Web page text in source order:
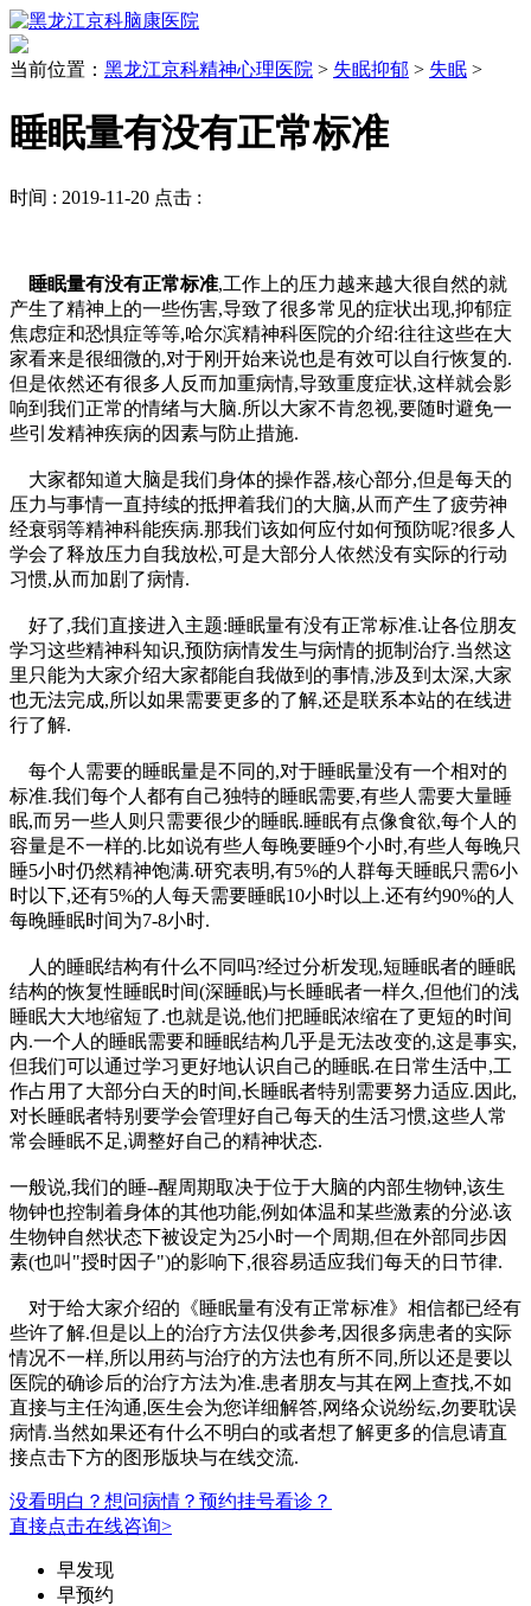
当前位置： 黑龙江京科精神心理医院 > 失眠抑郁 > 失眠 >
睡眠量有没有正常标准
时间 : 2019-11-20 点击 :
睡眠量有没有正常标准,工作上的压力越来越大很自然的就
产生了精神上的一些伤害,导致了很多常见的症状出现,抑郁症
焦虑症和恐惧症等等,哈尔滨精神科医院的介绍:往往这些在大
家看来是很细微的,对于刚开始来说也是有效可以自行恢复的.
但是依然还有很多人反而加重病情,导致重度症状,这样就会影
响到我们正常的情绪与大脑.所以大家不肯忽视,要随时避免一
些引发精神疾病的因素与防止措施.
大家都知道大脑是我们身体的操作器,核心部分,但是每天的
压力与事情一直持续的抵押着我们的大脑,从而产生了疲劳神
经衰弱等精神科能疾病.那我们该如何应付如何预防呢?很多人
学会了释放压力自我放松,可是大部分人依然没有实际的行动
习惯,从而加剧了病情.
好了,我们直接进入主题:睡眠量有没有正常标准.让各位朋友
学习这些精神科知识,预防病情发生与病情的扼制治疗.当然这
里只能为大家介绍大家都能自我做到的事情,涉及到太深,大家
也无法完成,所以如果需要更多的了解,还是联系本站的在线进
行了解.
每个人需要的睡眠量是不同的,对于睡眠量没有一个相对的
标准.我们每个人都有自己独特的睡眠需要,有些人需要大量睡
眠,而另一些人则只需要很少的睡眠.睡眠有点像食欲,每个人的
容量是不一样的.比如说有些人每晚要睡9个小时,有些人每晚只
睡5小时仍然精神饱满.研究表明,有5%的人群每天睡眠只需6小
时以下,还有5%的人每天需要睡眠10小时以上.还有约90%的人
每晚睡眠时间为7-8小时.
人的睡眠结构有什么不同吗?经过分析发现,短睡眠者的睡眠
结构的恢复性睡眠时间(深睡眠)与长睡眠者一样久,但他们的浅
睡眠大大地缩短了.也就是说,他们把睡眠浓缩在了更短的时间
内.一个人的睡眠需要和睡眠结构几乎是无法改变的,这是事实,
但我们可以通过学习更好地认识自己的睡眠.在日常生活中,工
作占用了大部分白天的时间,长睡眠者特别需要努力适应.因此,
对长睡眠者特别要学会管理好自己每天的生活习惯,这些人常
常会睡眠不足,调整好自己的精神状态.
一般说,我们的睡--醒周期取决于位于大脑的内部生物钟,该生
物钟也控制着身体的其他功能,例如体温和某些激素的分泌.该
生物钟自然状态下被设定为25小时一个周期,但在外部同步因
素(也叫"授时因子")的影响下,很容易适应我们每天的日节律.
对于给大家介绍的《睡眠量有没有正常标准》相信都已经有
些许了解.但是以上的治疗方法仅供参考,因很多病患者的实际
情况不一样,所以用药与治疗的方法也有所不同,所以还是要以
医院的确诊后的治疗方法为准.患者朋友与其在网上查找,不如
直接与主任沟通,医生会为您详细解答,网络众说纷纭,勿要耽误
病情.当然如果还有什么不明白的或者想了解更多的信息请直
接点击下方的图形版块与在线交流.
没看明白？想问病情？预约挂号看诊？
直接点击在线咨询>
早发现
早预约